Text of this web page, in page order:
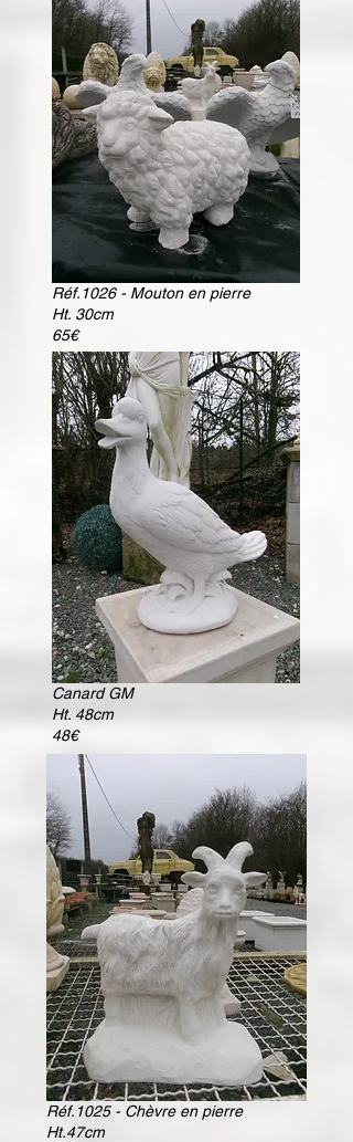
Réf.1026 - Mouton en pierre
Ht. 30cm
65€
Canard GM
Ht. 48cm
48€
Réf.1025 - Chèvre en pierre
Ht.47cm